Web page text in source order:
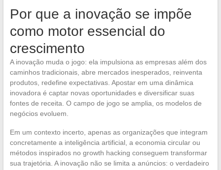
Por que a inovação se impõe
como motor essencial do
crescimento
A inovação muda o jogo: ela impulsiona as empresas além dos
caminhos tradicionais, abre mercados inesperados, reinventa
produtos, redefine expectativas. Apostar em uma dinâmica
inovadora é captar novas oportunidades e diversificar suas
fontes de receita. O campo de jogo se amplia, os modelos de
negócios evoluem.
Em um contexto incerto, apenas as organizações que integram
concretamente a inteligência artificial, a economia circular ou
métodos inspirados no growth hacking conseguem transformar
sua trajetória. A inovação não se limita a anúncios: o verdadeiro